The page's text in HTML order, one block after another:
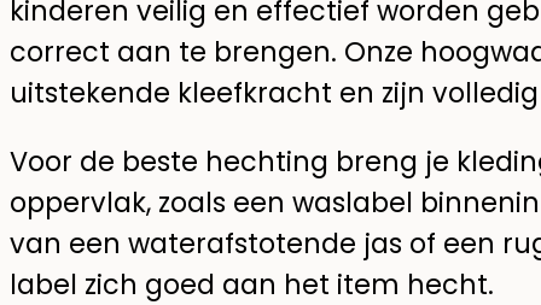
kinderen veilig en effectief worden
correct aan te brengen. Onze
uitstekende kleefkracht en zijn
Voor de beste hechting breng je
oppervlak, zoals een waslabel
van een waterafstotende jas of een
label zich goed aan het item hecht.